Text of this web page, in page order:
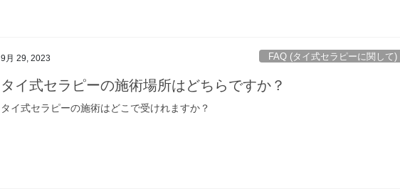
9月 29, 2023 FAQ (タイ式セラピーに関して)
タイ式セラピーの施術場所はどちらですか？
タイ式セラピーの施術はどこで受けれますか？